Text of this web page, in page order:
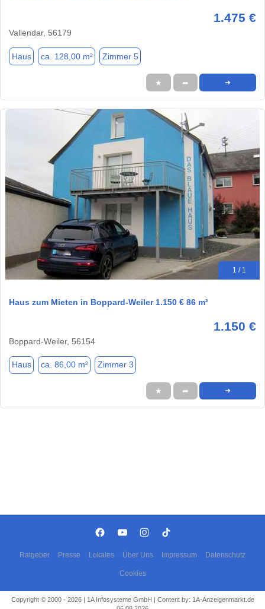
1.475 €
Vallendar, 56179
Haus ca. 128,00 m² Zimmer 5
★ ➦ ➜
1 / 1
Haus zum Mieten in Boppard-Weiler 1.150 € 86 m²
1.150 €
Boppard-Weiler, 56154
Haus ca. 86,00 m² Zimmer 3
★ ➦ ➜
Ratgeber Presse Lokales Über Uns Impressum Datenschutz
Cookies
Copyright © 2000 - 2026 | 1A Infosysteme GmbH | Content by: 1A-Anzeigenmarkt.de